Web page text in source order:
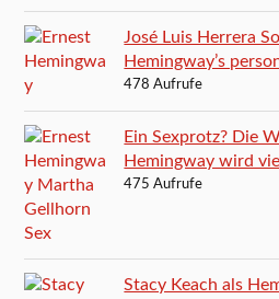
José Luis Herrera
Hemingway’s
478 Aufrufe
Ein Sexprotz? Die
Hemingway wird
475 Aufrufe
Stacy Keach als